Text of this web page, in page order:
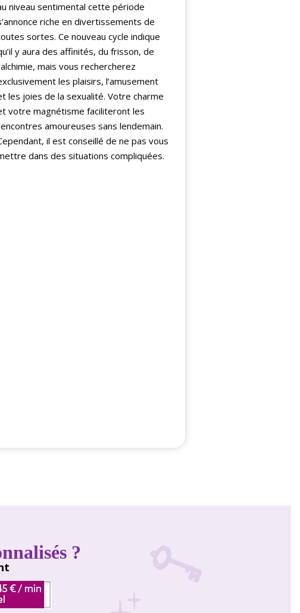
niveau sentimental cette période
riche en divertissements de
sortes. Ce nouveau cycle indique
y aura des affinités, du frisson, de
mais vous rechercherez
les plaisirs, l’amusement
les joies de la sexualité. Votre charme
votre magnétisme faciliteront les
amoureuses sans lendemain.
il est conseillé de ne pas vous
dans des situations compliquées.
?